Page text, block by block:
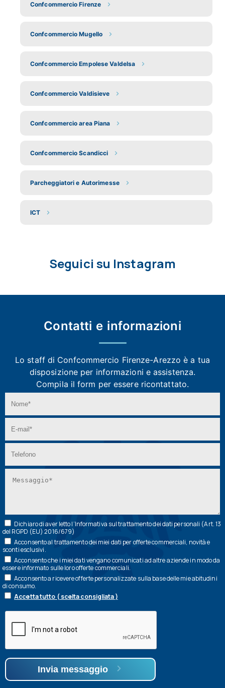
Confcommercio Firenze
Confcommercio Mugello
Confcommercio Empolese Valdelsa
Confcommercio Valdisieve
Confcommercio area Piana
Confcommercio Scandicci
Parcheggiatori e Autorimesse
ICT
Seguici su Instagram
Contatti e informazioni
Lo staff di Confcommercio Firenze-Arezzoè a tua
disposizione per informazioni e assistenza.
Compila il form per essere ricontattato.
Dichiaro di aver letto l’Informativa sul trattamento dei dati personali (Art. 13
del RGPD (EU) 2016/679)
Acconsento al trattamento dei miei dati per offerte commerciali, novità e
sconti esclusivi.
Acconsento che i miei dati vengano comunicati ad altre aziende in modo da
essere informato sulle loro offerte commerciali.
Acconsento a ricevere offerte personalizzate sulla base delle mie abitudini
di consumo.
Accetta tutto ( scelta consigliata )
Invia messaggio